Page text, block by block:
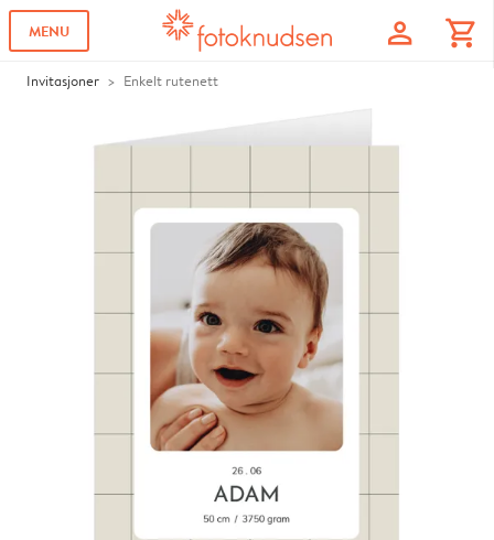
MENU profile shopping_cart
Invitasjoner Enkelt rutenett